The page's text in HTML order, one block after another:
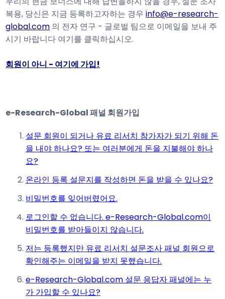
복용, 당신은 지금 등록하고자하는 경우info@e-research-
global.com 의 전자 연구 - 글로벌 팀으로 이메일을 보내 주
시기 바랍니다 여기를 클릭하십시오.
회원이 아니 - 여기에 가입!
e-Research-Global 패널 회원가입
설문 회원이 되거나 유료 리서치 참가자가 되기 위해 돈
을 내야 하나요? 또는 여러분에게 돈을 지불해야 하나
요?
온라인 등록 설문지를 작성하면 돈을 받을 수 있나요?
비밀번호를 잊어버렸어요.
로그인할 수 없습니다. e-Research-Global.com이
비밀번호를 받아들이지 않습니다.
저는 등록했지만 유료 리서치 설문조사 패널 회원으로
확인해주는 이메일을 받지 못했습니다.
e-Research-Global.com 설문 응답자 패널에는 누
가 가입할 수 있나요?